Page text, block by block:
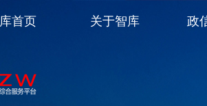
首页 关于智库 政